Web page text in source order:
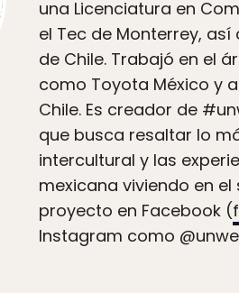
una Licenciatura en
el Tec de Monterrey,
de Chile. Trabajó en el
como Toyota México y
Chile. Es creador de
que busca resaltar lo
intercultural y las
mexicana viviendo en el
proyecto en Facebook (
Instagram como